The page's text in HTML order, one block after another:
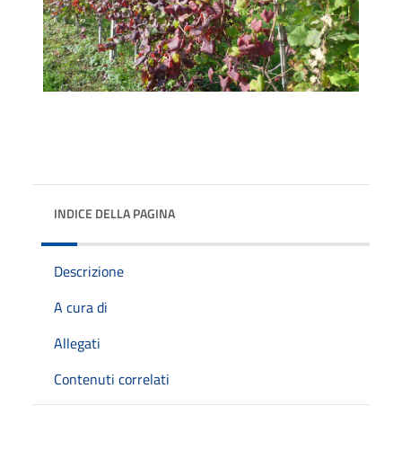
INDICE DELLA PAGINA
Descrizione
A cura di
Allegati
Contenuti correlati